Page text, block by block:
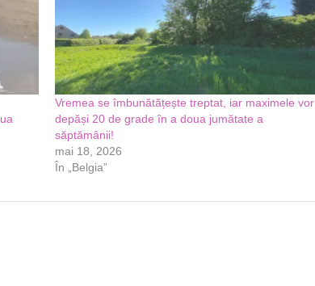
Vremea se îmbunătățește treptat, iar maximele vor
depăși 20 de grade în a doua jumătate a
săptămânii!
mai 18, 2026
În „Belgia”